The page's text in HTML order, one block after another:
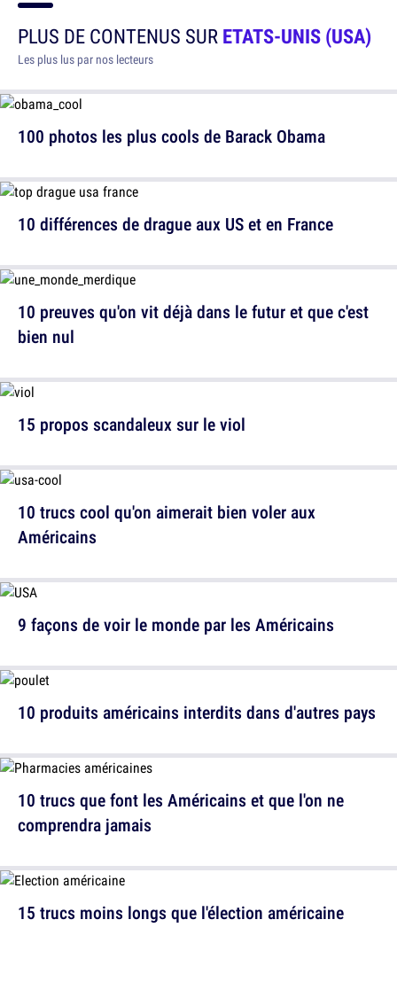
PLUS DE CONTENUS SURETATS-UNIS (USA)
Les plus lus par nos lecteurs
100 photos les plus cools de Barack Obama
10 preuves qu'on vit déjà dans le futur et que c'est
bien nul
10 trucs cool qu'on aimerait bien voler aux
Américains
10 produits américains interdits dans d'autres pays
15 trucs moins longs que l'élection américaine
10 différences de drague aux US et en France
15 propos scandaleux sur le viol
9 façons de voir le monde par les Américains
10 trucs que font les Américains et que l'on ne
comprendra jamais